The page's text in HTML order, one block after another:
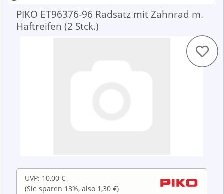
PIKO ET96376-96 Radsatz mit Zahnrad m.
Haftreifen (2 Stck.)
UVP: 10,00 €
(Sie sparen 13%, also 1,30 €)